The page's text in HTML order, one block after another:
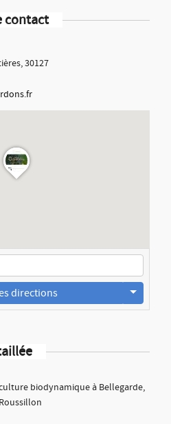
contact
30127
directions
biodynamique à Bellegarde,